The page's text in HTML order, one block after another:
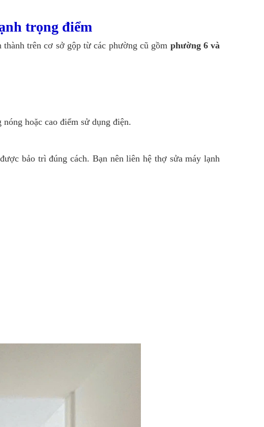
trọng điểm
thành trên cơ sở gộp từ các phường cũ gồm phường 6 và
hoặc cao điểm sử dụng điện.
bảo trì đúng cách. Bạn nên liên hệ thợ sửa máy lạnh